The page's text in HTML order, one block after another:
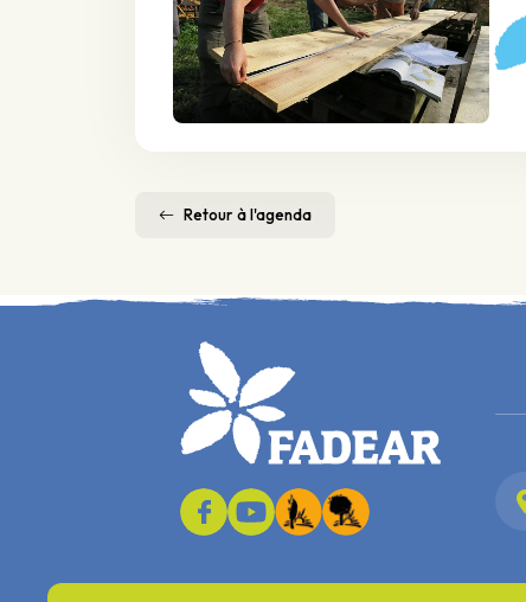
Retour à l'agenda